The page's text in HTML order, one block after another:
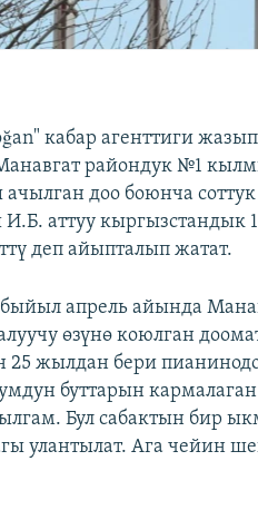
кабар агенттиги
райондук №1
доо боюнча
аттуу кыргызстандык
деп айыпталып жатат.
быйыл апрель айында
өзүнө коюлган
25 жылдан бери
буттарын
Бул сабактын бир
улантылат. Ага чейин